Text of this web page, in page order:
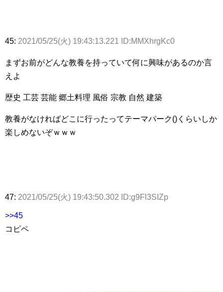
45: 2021/05/25(火) 19:43:13.221 ID:MMXhrgKc0
まずお前がどんな教養を持っていて何に興味があるのか言
えよ
歴史 工芸 芸能 郷土料理 風俗 宗教 自然 建築
教養がなければどこに行ったってテーマパーク()くらいしか
楽しめないぞｗｗｗ
47: 2021/05/25(火) 19:43:50.302 ID:g9Fl3SIZp
>>45
コピペ